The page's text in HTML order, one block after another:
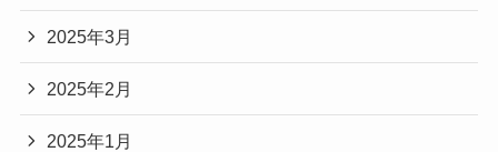
2025年3月
2025年2月
2025年1月